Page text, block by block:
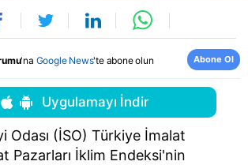
'na Google News'te abone olun Abone Ol
Uygulamayı İndir
Odası (İSO) Türkiye İmalat
Pazarları İklim Endeksi'nin